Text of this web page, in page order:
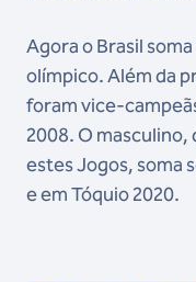
Agora o Brasil
olímpico. Além da
foram vice-
2008. O masculino,
estes Jogos, soma
e em Tóquio 2020.